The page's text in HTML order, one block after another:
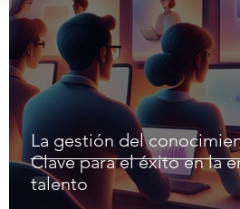
La gestión del
Clave para el éxito en la
talento